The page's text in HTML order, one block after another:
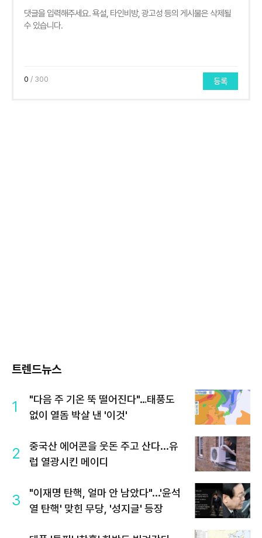
0 / 300 등록
트렌드뉴스
1
"다음 주 기온 뚝 떨어진다"…태풍도
없이 열돔 박살 낸 '이것'
2
중국산 에어콘을 웃돈 주고 산다...유
럽 열광시킨 메이디
3
"이재명 탄핵, 얼마 안 남았다"...'윤석
열 탄핵' 맞힌 무당, '성지글' 등장